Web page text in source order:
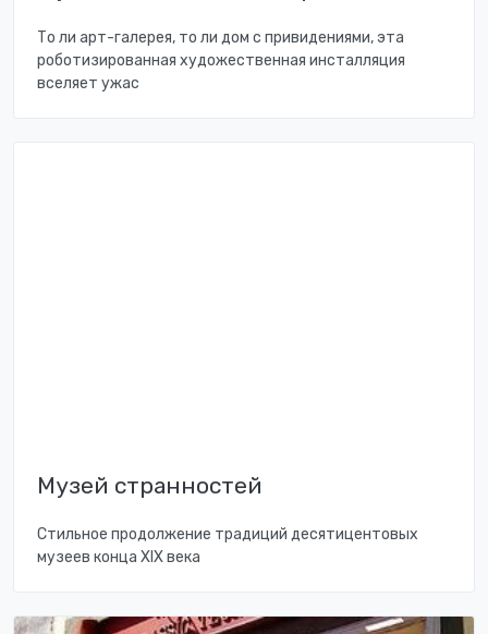
То ли арт-галерея, то ли дом с привидениями, эта
роботизированная художественная инсталляция
вселяет ужас
Музей странностей
Стильное продолжение традиций десятицентовых
музеев конца XIX века